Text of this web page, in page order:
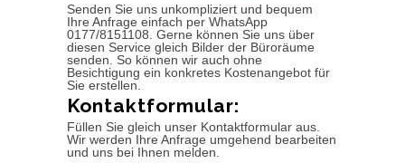
Senden Sie uns unkompliziert und bequem
Ihre Anfrage einfach per WhatsApp
0177/8151108. Gerne können Sie uns über
diesen Service gleich Bilder der Büroräume
senden. So können wir auch ohne
Besichtigung ein konkretes Kostenangebot für
Sie erstellen.
Kontaktformular:
Füllen Sie gleich unser Kontaktformular aus.
Wir werden Ihre Anfrage umgehend bearbeiten
und uns bei Ihnen melden.